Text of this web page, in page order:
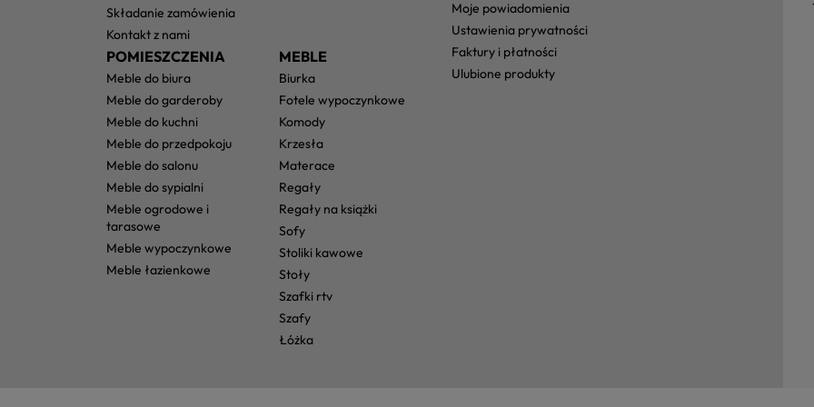
składanie zamówienia
kontakt z nami
POMIESZCZENIA
meble do biura
meble do garderoby
meble do kuchni
meble do przedpokoju
meble do salonu
meble do sypialni
meble ogrodowe i
tarasowe
meble wypoczynkowe
meble łazienkowe
MEBLE
biurka
fotele wypoczynkowe
komody
krzesła
materace
regały
regały na książki
sofy
stoliki kawowe
stoły
szafki rtv
szafy
łóżka
moje powiadomienia
ustawienia prywatności
faktury i płatności
ulubione produkty